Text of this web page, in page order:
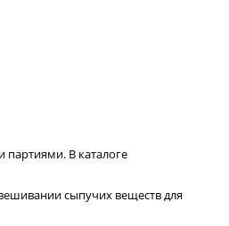
партиями. В каталоге
сыпучих веществ для